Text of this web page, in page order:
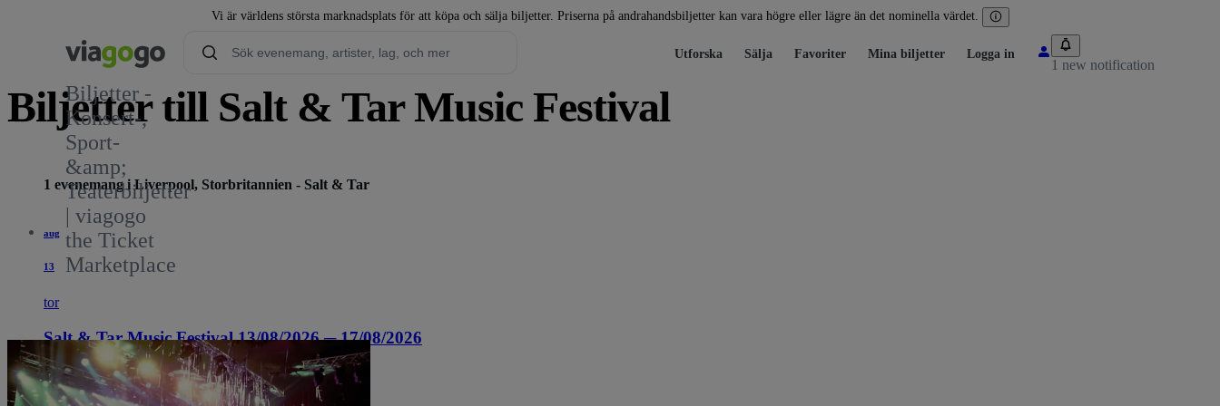
Vi är världens största marknadsplats för att köpa och sälja biljetter. Priserna på andrahandsbiljetter kan vara högre eller lägre än det nominella värdet.
Biljetter -
Konsert-,
Sport-
&amp;
Teaterbiljetter
| viagogo
the Ticket
Marketplace
Utforska Sälja Favoriter Mina biljetter Logga in
1 new notification
Biljetter till Salt & Tar Music Festival
1 evenemang i Liverpool, Storbritannien - Salt & Tar
aug
13
tor
Salt & Tar Music Festival 13/08/2026 ─ 17/08/2026
14:00 Liverpool, StorbritannienSalt & Tar
Salt & Tar